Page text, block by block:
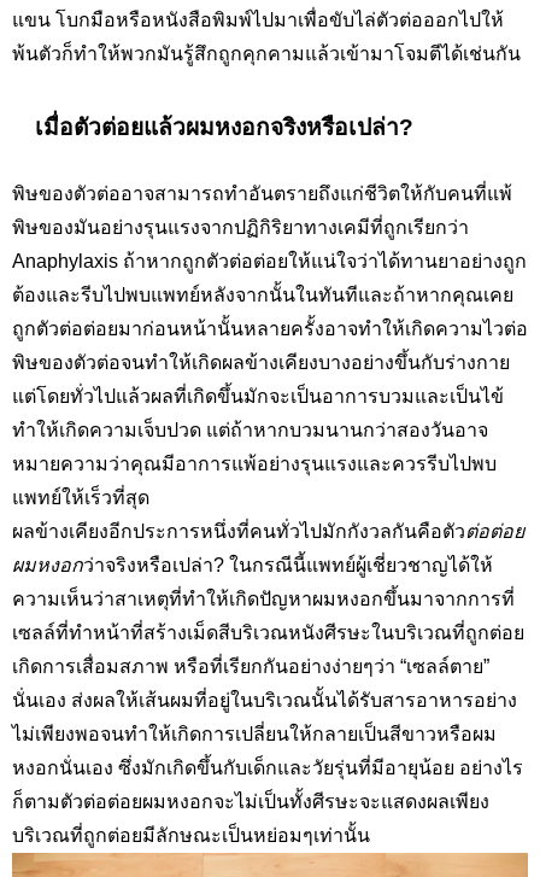
แขน โบกมือหรือหนังสือพิมพ์ไปมาเพื่อขับไล่ตัวต่อออกไปให้
พ้นตัวก็ทำให้พวกมันรู้สึกถูกคุกคามแล้วเข้ามาโจมตีได้เช่นกัน
เมื่อตัวต่อยแล้วผมหงอกจริงหรือเปล่า?
พิษของตัวต่ออาจสามารถทำอันตรายถึงแก่ชีวิตให้กับคนที่แพ้
พิษของมันอย่างรุนแรงจากปฏิกิริยาทางเคมีที่ถูกเรียกว่า
Anaphylaxis ถ้าหากถูกตัวต่อต่อยให้แน่ใจว่าได้ทานยาอย่างถูก
ต้องและรีบไปพบแพทย์หลังจากนั้นในทันทีและถ้าหากคุณเคย
ถูกตัวต่อต่อยมาก่อนหน้านั้นหลายครั้งอาจทำให้เกิดความไวต่อ
พิษของตัวต่อจนทำให้เกิดผลข้างเคียงบางอย่างขึ้นกับร่างกาย
แต่โดยทั่วไปแล้วผลที่เกิดขึ้นมักจะเป็นอาการบวมและเป็นไข้
ทำให้เกิดความเจ็บปวด แต่ถ้าหากบวมนานกว่าสองวันอาจ
หมายความว่าคุณมีอาการแพ้อย่างรุนแรงและควรรีบไปพบ
แพทย์ให้เร็วที่สุด
ผลข้างเคียงอีกประการหนึ่งที่คนทั่วไปมักกังวลกันคือตัวต่อต่อย
ผมหงอกว่าจริงหรือเปล่า? ในกรณีนี้แพทย์ผู้เชี่ยวชาญได้ให้
ความเห็นว่าสาเหตุที่ทำให้เกิดปัญหาผมหงอกขึ้นมาจากการที่
เซลล์ที่ทำหน้าที่สร้างเม็ดสีบริเวณหนังศีรษะในบริเวณที่ถูกต่อย
เกิดการเสื่อมสภาพ หรือที่เรียกกันอย่างง่ายๆว่า “เซลล์ตาย”
นั่นเอง ส่งผลให้เส้นผมที่อยู่ในบริเวณนั้นได้รับสารอาหารอย่าง
ไม่เพียงพอจนทำให้เกิดการเปลี่ยนให้กลายเป็นสีขาวหรือผม
หงอกนั่นเอง ซึ่งมักเกิดขึ้นกับเด็กและวัยรุ่นที่มีอายุน้อย อย่างไร
ก็ตามตัวต่อต่อยผมหงอกจะไม่เป็นทั้งศีรษะจะแสดงผลเพียง
บริเวณที่ถูกต่อยมีลักษณะเป็นหย่อมๆเท่านั้น